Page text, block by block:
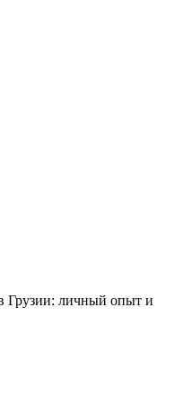
Грузии: личный опыт и